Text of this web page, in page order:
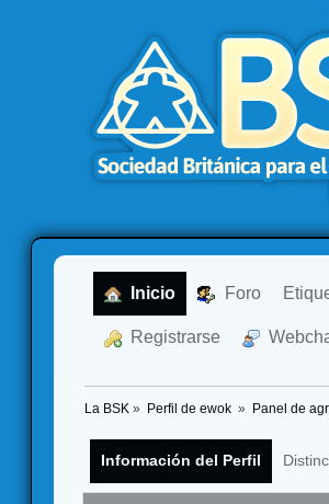
Inicio Foro
Registrarse
La BSK » Perfil de ewok » Panel de
Información del Perfil